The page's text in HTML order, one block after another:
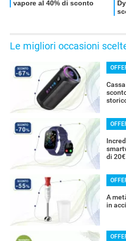
Le migliori occasioni
di 20€
A
in